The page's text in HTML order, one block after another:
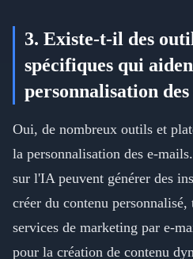
3. Existe-t-il des
spécifiques qui
personnalisation
Oui, de nombreux outils et
la personnalisation des e-
sur l'IA peuvent générer des
créer du contenu
services de marketing par e-
pour la création de contenu